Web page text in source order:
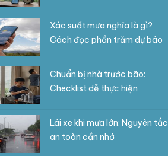
Xác suất mưa nghĩa là gì?
Cách đọc phần trăm dự báo
Chuẩn bị nhà trước bão:
Checklist dễ thực hiện
Lái xe khi mưa lớn: Nguyên tắc
an toàn cần nhớ